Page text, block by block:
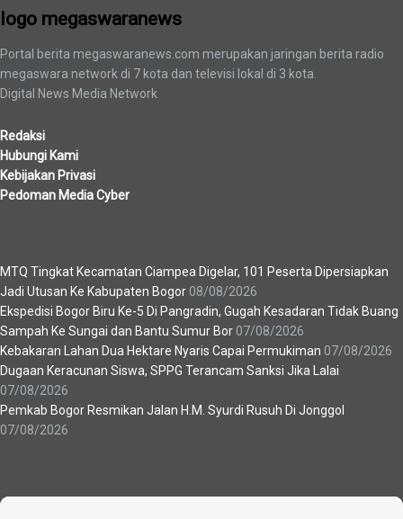
logo megaswaranews
Portal berita megaswaranews.com merupakan jaringan berita radio
megaswara network di 7 kota dan televisi lokal di 3 kota.
Digital News Media Network
Redaksi
Hubungi Kami
Kebijakan Privasi
Pedoman Media Cyber
MTQ Tingkat Kecamatan Ciampea Digelar, 101 Peserta Dipersiapkan
Jadi Utusan Ke Kabupaten Bogor 08/08/2026
Ekspedisi Bogor Biru Ke-5 Di Pangradin, Gugah Kesadaran Tidak Buang
Sampah Ke Sungai dan Bantu Sumur Bor 07/08/2026
Kebakaran Lahan Dua Hektare Nyaris Capai Permukiman 07/08/2026
Dugaan Keracunan Siswa, SPPG Terancam Sanksi Jika Lalai
07/08/2026
Pemkab Bogor Resmikan Jalan H.M. Syurdi Rusuh Di Jonggol
07/08/2026